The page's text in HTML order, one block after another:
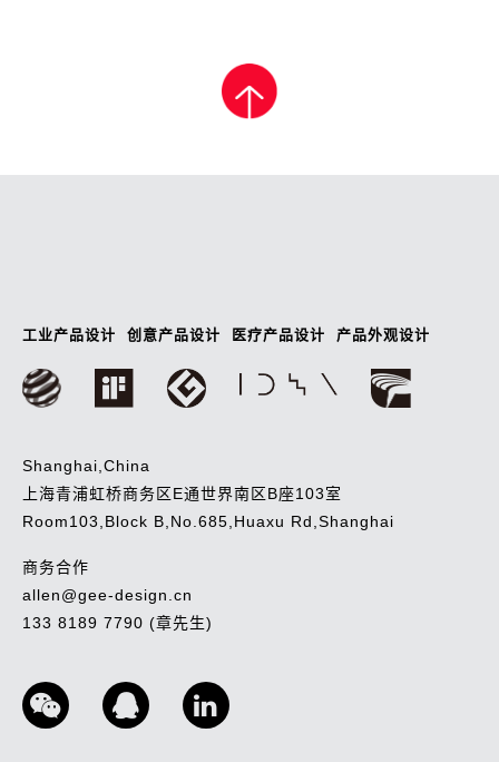
上海青浦虹桥商务区E通世界南区B座103室
Room103,Block B,No.685,Huaxu Rd,Shanghai
allen@gee-design.cn
133 8189 7790 (章先生)